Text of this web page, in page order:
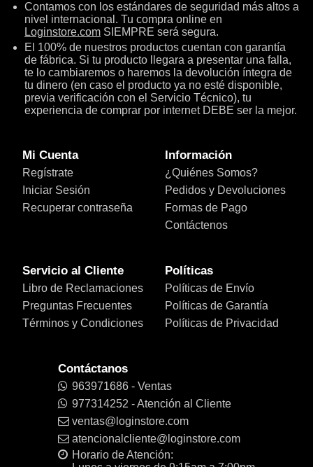
Contamos con los estándares de seguridad más altos a
nivel internacional. Tu compra online en
Loginstore.com SIEMPRE será segura.
El 100% de nuestros productos cuentan con garantía
de fábrica. Si tu producto llegara a presentar una falla,
te lo cambiaremos o haremos la devolución íntegra de
tu dinero (en caso el producto ya no esté disponible,
previa verificación con el Servicio Técnico), tu
experiencia de comprar por internet DEBE ser la mejor.
Mi Cuenta
Regístrate
Iniciar Sesión
Recuperar contraseña
Información
¿Quiénes Somos?
Pedidos y Devoluciones
Formas de Pago
Contáctenos
Servicio al Cliente
Libro de Reclamaciones
Preguntas Frecuentes
Términos y Condiciones
Políticas
Políticas de Envío
Políticas de Garantía
Políticas de Privacidad
Contáctanos
963971686 - Ventas
977314252 - Atención al Cliente
ventas@loginstore.com
atencionalcliente@loginstore.com
Horario de Atención: